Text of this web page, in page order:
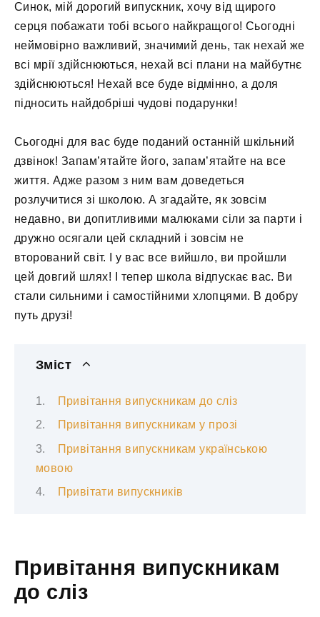
Синок, мій дорогий випускник, хочу від щирого
серця побажати тобі всього найкращого! Сьогодні
неймовірно важливий, значимий день, так нехай же
всі мрії здійснюються, нехай всі плани на майбутнє
здійснюються! Нехай все буде відмінно, а доля
підносить найдобріші чудові подарунки!
Сьогодні для вас буде поданий останній шкільний
дзвінок! Запам’ятайте його, запам’ятайте на все
життя. Адже разом з ним вам доведеться
розлучитися зі школою. А згадайте, як зовсім
недавно, ви допитливими малюками сіли за парти і
дружно осягали цей складний і зовсім не
вторований світ. І у вас все вийшло, ви пройшли
цей довгий шлях! І тепер школа відпускає вас. Ви
стали сильними і самостійними хлопцями. В добру
путь друзі!
Зміст
Привітання випускникам до сліз
Привітання випускникам у прозі
Привітання випускникам українською
мовою
Привітати випускників
Привітання випускникам
до сліз